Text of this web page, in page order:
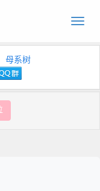
Toggle
母系树